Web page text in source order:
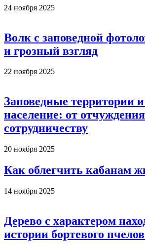
24 ноября 2025
Волк с заповедной
и грозный взгляд
22 ноября 2025
Заповедные территории
население: от
сотрудничеству
20 ноября 2025
Как облегчить кабанам
14 ноября 2025
Дерево с характером
истории бортевого